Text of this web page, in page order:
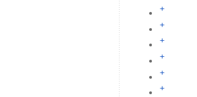
+
+
+
+
+
+